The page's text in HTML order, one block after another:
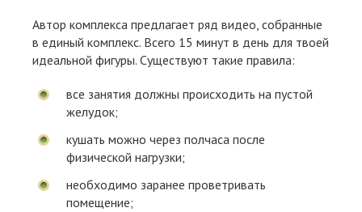
Автор комплекса предлагает ряд видео, собранные
в единый комплекс. Всего 15 минут в день для твоей
идеальной фигуры. Существуют такие правила:
все занятия должны происходить на пустой
желудок;
кушать можно через полчаса после
физической нагрузки;
необходимо заранее проветривать
помещение;